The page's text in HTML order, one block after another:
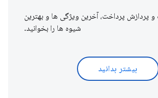
پردازش پرداخت، آخرین ویژگی ها و بهترین
شیوه ها را بخوانید.
بیشتر بدانید